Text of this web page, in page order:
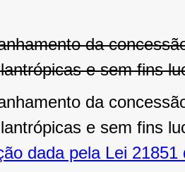
da
e sem fins
da
e sem fins
dada pela Lei 21851